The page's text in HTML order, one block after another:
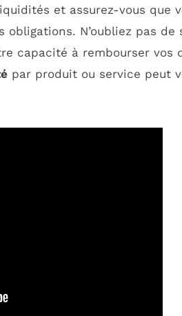
et assurez-vous que
obligations. N’oubliez pas de
capacité à rembourser vos
par produit ou service peut